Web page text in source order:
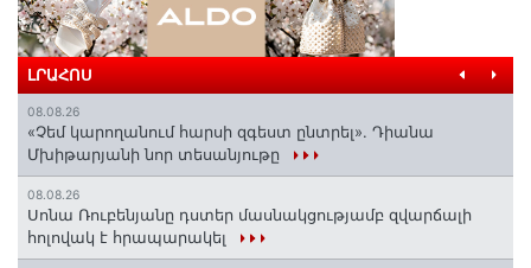
ԼՐԱՀՈՍ
08.08.26
«Չեմ կարողանում հարսի զգեստ ընտրել». Դիանա
Մխիթարյանի նոր տեսանյութը
08.08.26
Սոնա Ռուբենյանը դստեր մասնակցությամբ զվարճալի
հոլովակ է հրապարակել